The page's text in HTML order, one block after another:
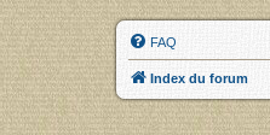
FAQ
Index du forum